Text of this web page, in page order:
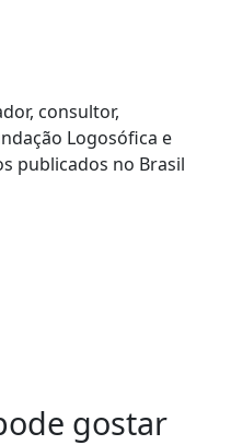
consultor,
Logosófica e
publicados no Brasil
gostar